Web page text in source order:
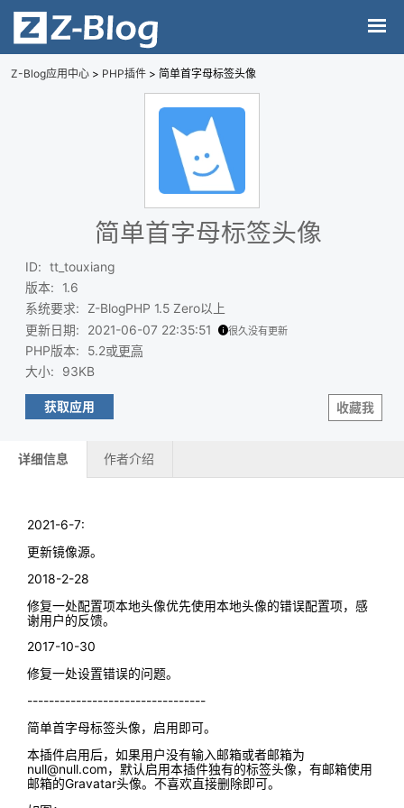
Z-Blog应用中心 > PHP插件 > 简单首字母标签头像
简单首字母标签头像
ID:
tt_touxiang
版本:
1.6
系统要求:
Z-BlogPHP 1.5 Zero以上
更新日期: 2021-06-07 22:35:51 很久没有更新
PHP版本: 5.2或更高
大小: 93KB
收藏我
获取应用
详细信息 作者介绍
2021-6-7:
更新镜像源。
2018-2-28
修复一处配置项本地头像优先使用本地头像的错误配置项，感
谢用户的反馈。
2017-10-30
修复一处设置错误的问题。
---------------------------------
简单首字母标签头像，启用即可。
本插件启用后，如果用户没有输入邮箱或者邮箱为
null@null.com，默认启用本插件独有的标签头像，有邮箱使用
邮箱的Gravatar头像。不喜欢直接删除即可。